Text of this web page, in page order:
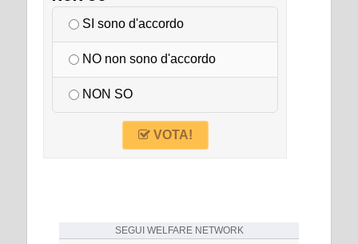
SI sono d'accordo
NO non sono d'accordo
NON SO
VOTA!
SEGUI WELFARE NETWORK